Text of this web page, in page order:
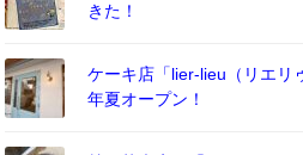
きた！
ケーキ店「lier-lieu（リエリ
年夏オープン！